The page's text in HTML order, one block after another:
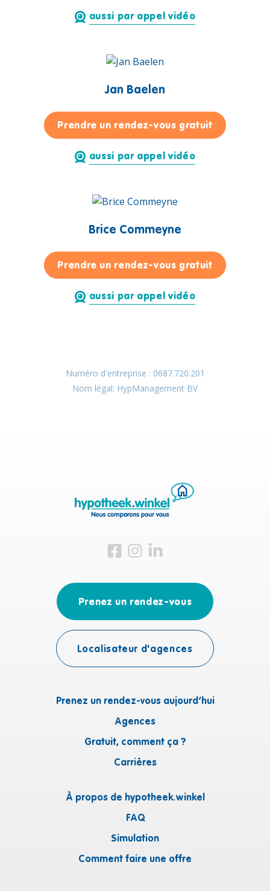
aussi par appel vidéo
Jan Baelen
Prendre un rendez-vous gratuitpour Jan
aussi par appel vidéo
Brice Commeyne
Prendre un rendez-vous gratuitpour Brice
aussi par appel vidéo
Numéro d'entreprise : 0687.720.201
Nom légal: HypManagement BV
Visitez-nous sur Facebook
Visitez-nous sur Instagram
Visitez-nous sur LinkedIn
Prenez un rendez-vous aujourd’hui
Agences
Gratuit, comment ça ?
Carrières
À propos de hypotheek.winkel
FAQ
Simulation
Comment faire une offre
Prenez un rendez-vous
Localisateur d'agences